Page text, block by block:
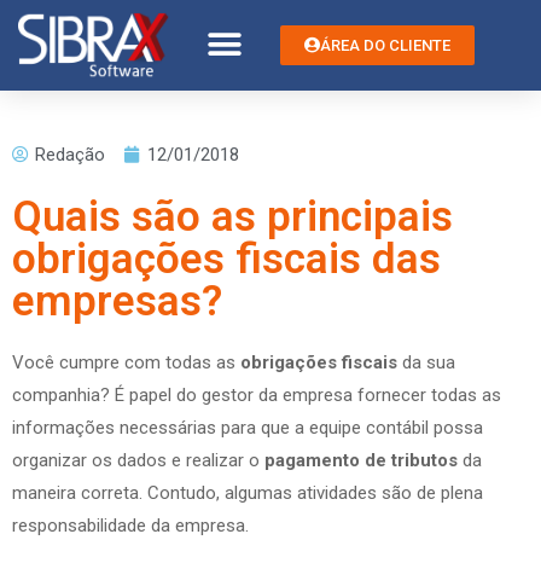
ÁREA DO CLIENTE
Redação 12/01/2018
Quais são as principais
obrigações fiscais das
empresas?
Você cumpre com todas as obrigações fiscais da sua
companhia? É papel do gestor da empresa fornecer todas as
informações necessárias para que a equipe contábil possa
organizar os dados e realizar o pagamento de tributos da
maneira correta. Contudo, algumas atividades são de plena
responsabilidade da empresa.